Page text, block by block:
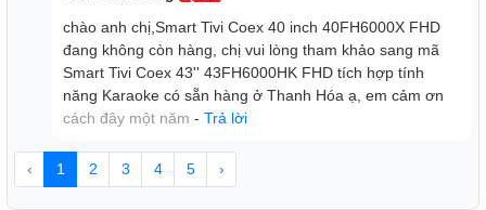
chào anh chị,Smart Tivi Coex 40 inch 40FH6000X FHD
đang không còn hàng, chị vui lòng tham khảo sang mã
Smart Tivi Coex 43'' 43FH6000HK FHD tích hợp tính
năng Karaoke có sẵn hàng ở Thanh Hóa ạ, em cảm ơn
cách đây một năm - Trả lời
‹ 1 2 3 4 5 ›